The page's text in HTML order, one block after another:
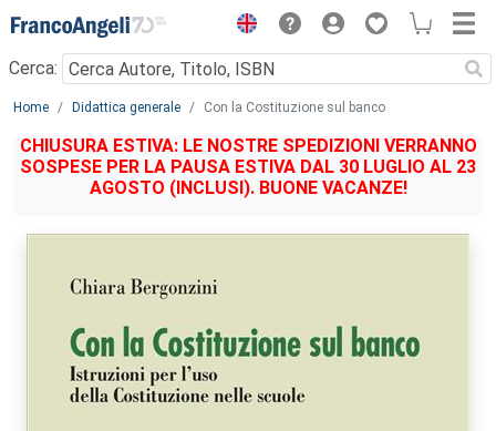
Menu
Cerca:
Main content
Home Didattica generale Con la Costituzione sul banco
CHIUSURA ESTIVA: LE NOSTRE SPEDIZIONI VERRANNO
SOSPESE PER LA PAUSA ESTIVA DAL 30 LUGLIO AL 23
AGOSTO (INCLUSI). BUONE VACANZE!